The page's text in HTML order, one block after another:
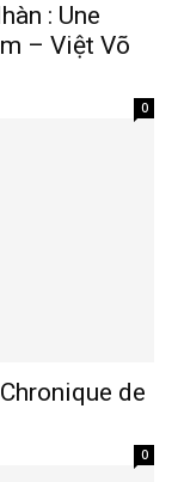
: Une
– Việt Võ
0
de
0